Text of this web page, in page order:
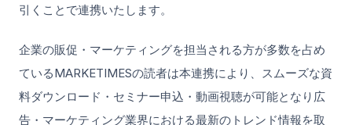
引くことで連携いたします。
企業の販促・マーケティングを担当される方が多数を占め
ているMARKETIMESの読者は本連携により、スムーズな資
料ダウンロード・セミナー申込・動画視聴が可能となり広
告・マーケティング業界における最新のトレンド情報を取